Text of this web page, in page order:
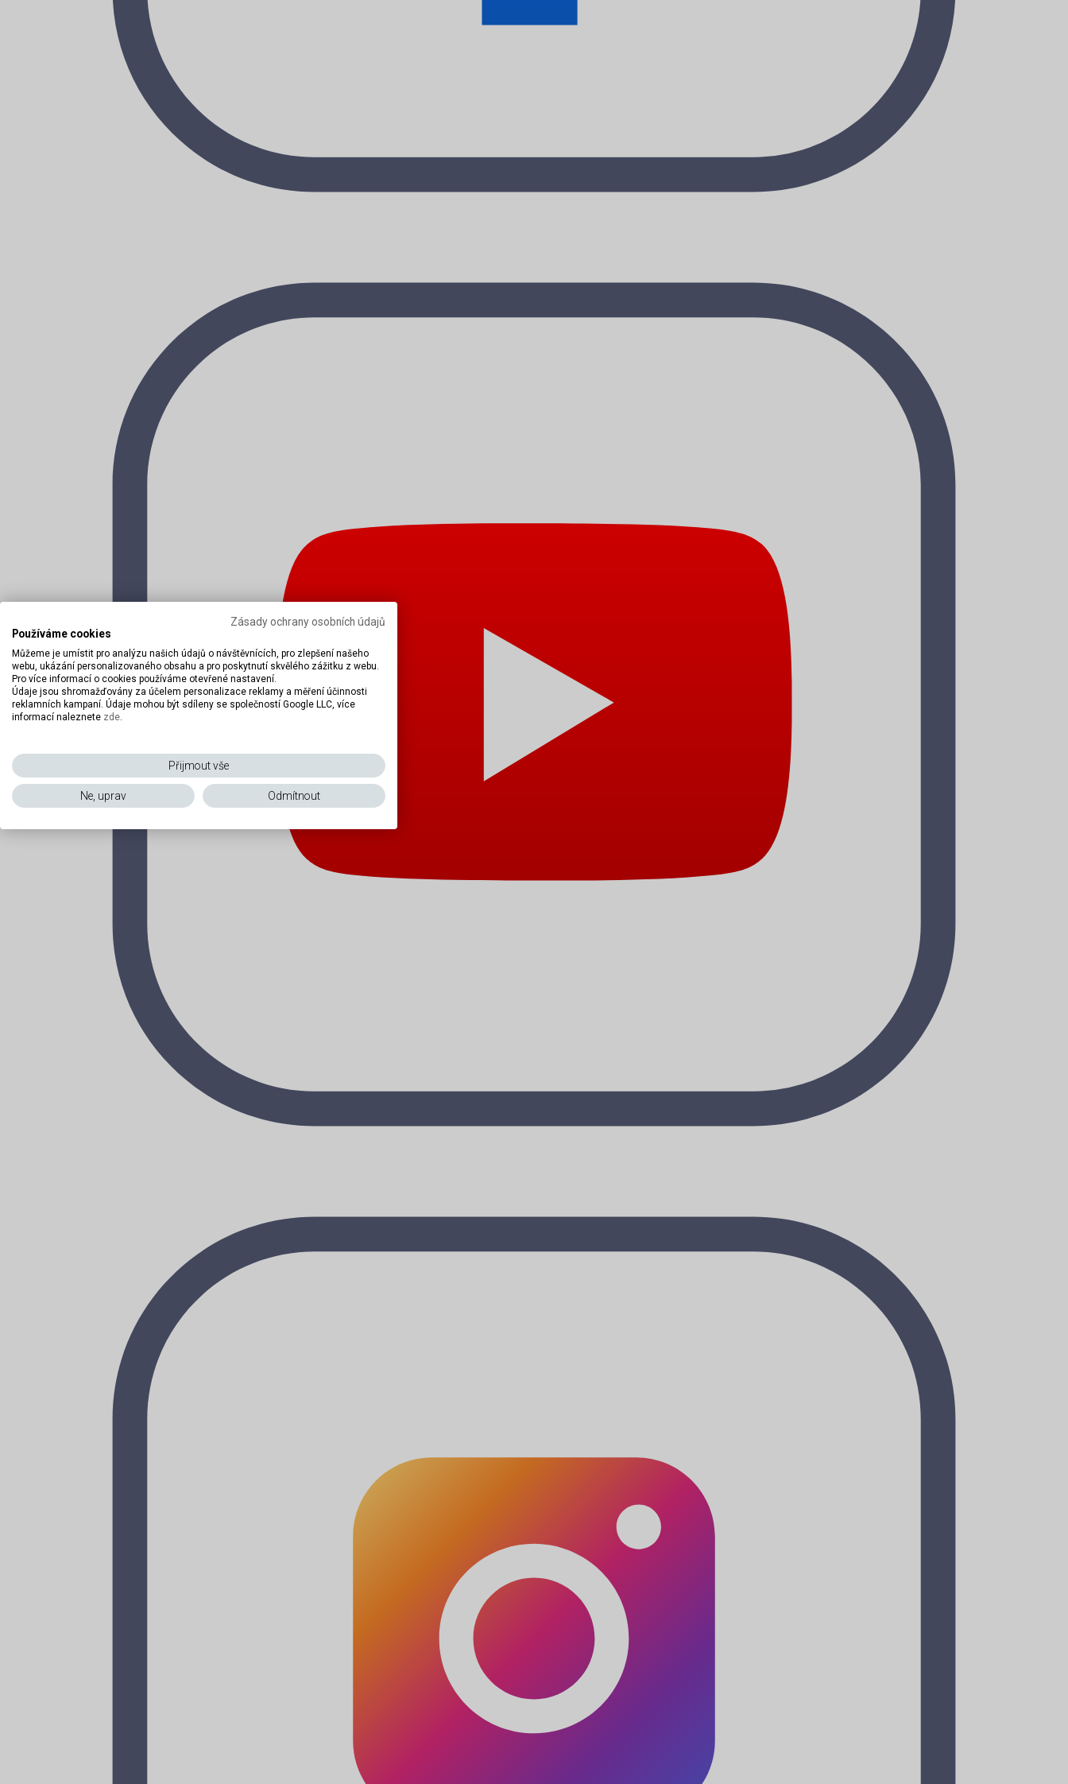
Zásady ochrany osobních údajů
Používáme cookies
Můžeme je umístit pro analýzu našich údajů o návštěvnících, pro zlepšení našeho
webu, ukázání personalizovaného obsahu a pro poskytnutí skvělého zážitku z webu.
Pro více informací o cookies používáme otevřené nastavení.
Údaje jsou shromažďovány za účelem personalizace reklamy a měření účinnosti
reklamních kampaní. Údaje mohou být sdíleny se společností Google LLC, více
informací naleznete zde.
Přijmout vše
Ne, uprav Odmítnout